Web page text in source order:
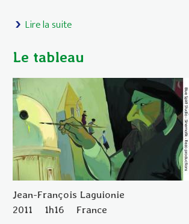
Lire la suite
Le tableau
Jean-François Laguionie
2011
1h16 France